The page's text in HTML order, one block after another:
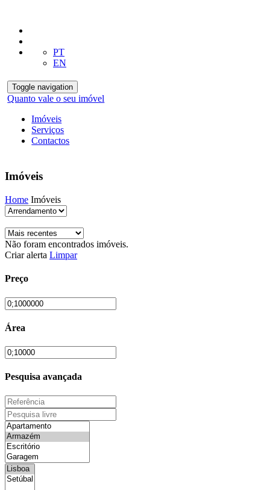
PT
EN
Toggle navigation
Quanto vale o seu imóvel
Imóveis
Serviços
Contactos
Imóveis
Home Imóveis
Não foram encontrados imóveis.
Criar alerta Limpar
Preço
Área
Pesquisa avançada